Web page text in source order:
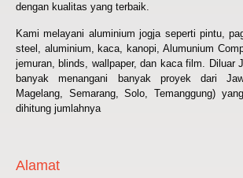
dengan kualitas yang terbaik.
Kami melayani aluminium jogja seperti pintu,
steel, aluminium, kaca, kanopi, Alumunium
jemuran, blinds, wallpaper, dan kaca film. Diluar
banyak menangani banyak proyek dari
Magelang, Semarang, Solo, Temanggung)
dihitung jumlahnya
Alamat